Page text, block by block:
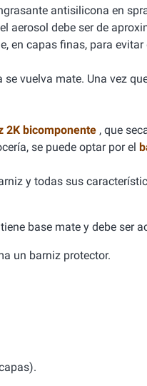
antisilicona en
debe ser de
en capas finas, para
vuelva mate. Una vez
2K bicomponente , que
se puede optar por el
y todas sus
base mate y debe ser
un barniz protector.